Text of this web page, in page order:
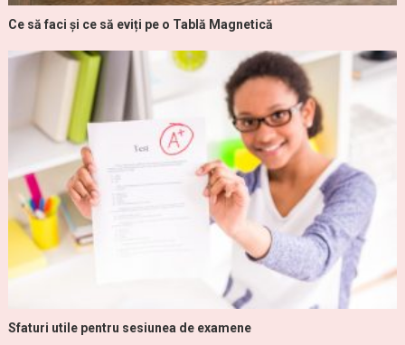
Ce să faci și ce să eviți pe o Tablă Magnetică
Sfaturi utile pentru sesiunea de examene